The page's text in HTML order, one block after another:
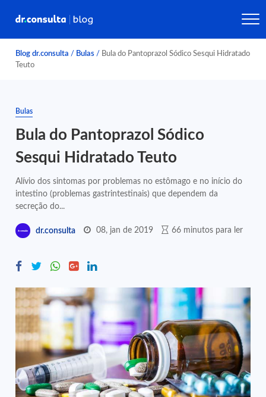
Blog dr.consulta / Bulas / Bula do Pantoprazol Sódico Sesqui Hidratado
Teuto
Bulas
Bula do Pantoprazol Sódico
Sesqui Hidratado Teuto
Alívio dos sintomas por problemas no estômago e no início do
intestino (problemas gastrintestinais) que dependem da
secreção do...
dr.consulta 08, jan de 2019 66 minutos para ler